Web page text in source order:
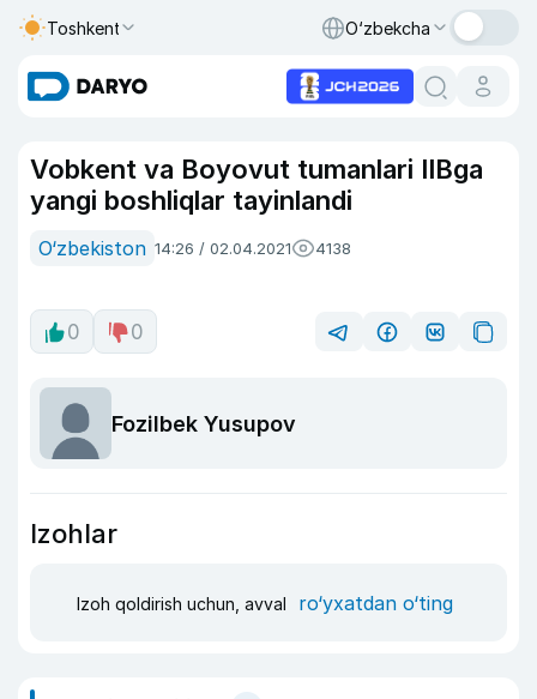
Toshkent O‘zbekcha
Vobkent va Boyovut tumanlari IIBga
yangi boshliqlar tayinlandi
O‘zbekiston 14:26 / 02.04.2021 4138
0 0
Fozilbek Yusupov
Izohlar
Izoh qoldirish uchun, avval ro‘yxatdan o‘ting